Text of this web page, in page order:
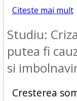
Citeste mai mult
Studiu:
putea fi
si
Cresterea